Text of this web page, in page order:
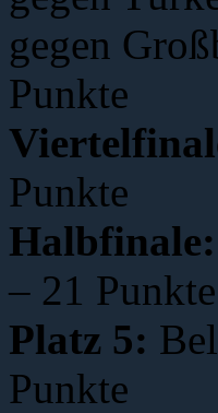
gegen
Punkte
Punkte
Halbfinale:
– 21 Punkte
Platz 5:
Punkte